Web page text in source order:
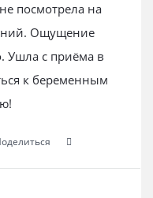
посмотрела на
Ощущение
Ушла с приёма в
к беременным